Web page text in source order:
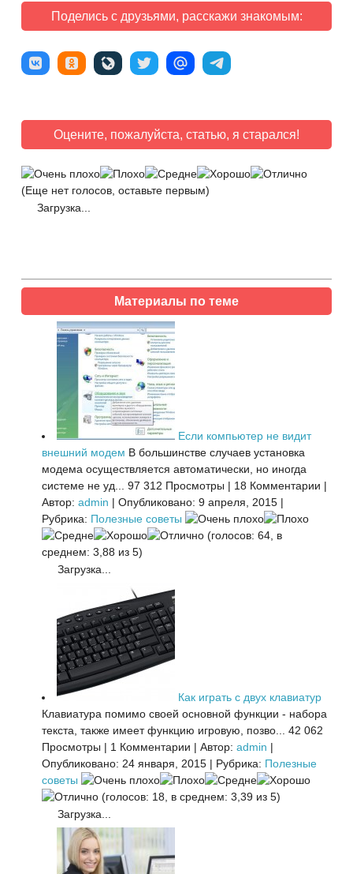
Поделись с друзьями, расскажи знакомым:
Оцените, пожалуйста, статью, я старался!
(Еще нет голосов, оставьте первым)
Загрузка...
Материалы по теме
Если компьютер не видит
внешний модем В большинстве случаев установка
модема осуществляется автоматически, но иногда
системе не уд...
97 312 Просмотры | 18 Комментарии |
Автор: admin | Опубликовано: 9 апреля, 2015 |
Рубрика: Полезные советы
(голосов: 64, в
среднем: 3,88 из 5)
Загрузка...
Как играть с двух клавиатур
Клавиатура помимо своей основной функции - набора
текста, также имеет функцию игровую, позво...
42 062
Просмотры | 1 Комментарии | Автор: admin |
Опубликовано: 24 января, 2015 | Рубрика: Полезные
советы
(голосов: 18, в среднем: 3,39 из 5)
Загрузка...